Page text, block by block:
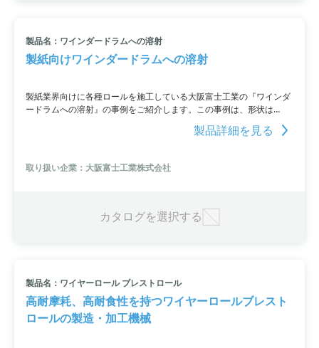
製品名：ワインダードラムへの溶射
製紙向けワインダードラムへの溶射
製紙業界向けに各種ロールを施工している大阪富士工業の『ワインダ
ードラムへの溶射』の事例をご紹介します。この事例は、形状は
φ600×4000L等各種で、スリップ防止、グリップ力の性能を要求、製
品の巻き取りにて使用することが条件です。WC系サーメット 50μm
製品詳細を見る
取り扱い企業：大阪富士工業株式会社
カタログを選択する
製品名：ワイヤーロール ブレストロール
高耐摩耗、高耐食性を持つワイヤーロールブレスト
ロールの製造・加工機械